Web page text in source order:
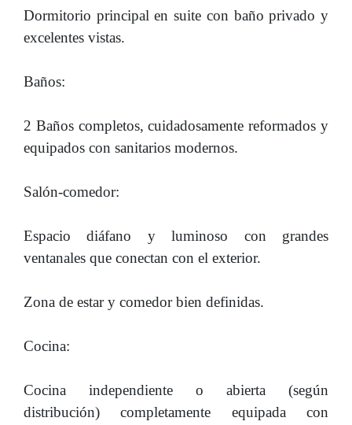
Dormitorio principal en suite con baño privado y
excelentes vistas.
Baños:
2 Baños completos, cuidadosamente reformados y
equipados con sanitarios modernos.
Salón-comedor:
Espacio diáfano y luminoso con grandes
ventanales que conectan con el exterior.
Zona de estar y comedor bien definidas.
Cocina:
Cocina independiente o abierta (según
distribución) completamente equipada con